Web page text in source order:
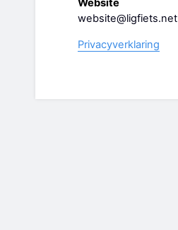
Website
website@ligfiets.net
Privacyverklaring